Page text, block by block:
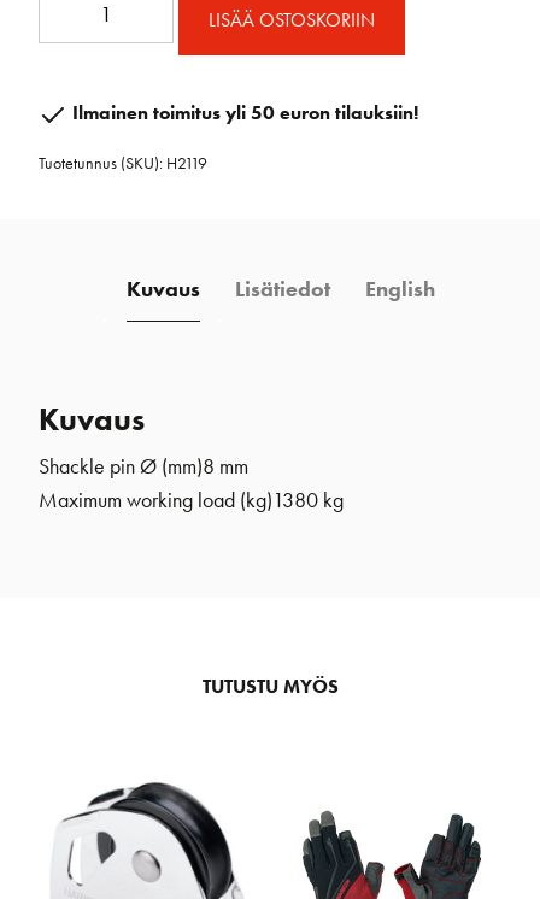
määrä
LISÄÄ OSTOSKORIIN
Ilmainen toimitus yli 50 euron tilauksiin!
Tuotetunnus (SKU): H2119
Kuvaus Lisätiedot English
Kuvaus
Shackle pin Ø (mm)8 mm
Maximum working load (kg)1380 kg
TUTUSTU MYÖS